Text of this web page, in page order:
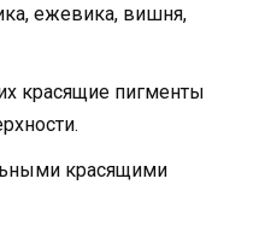
ежевика, вишня,
красящие пигменты
красящими